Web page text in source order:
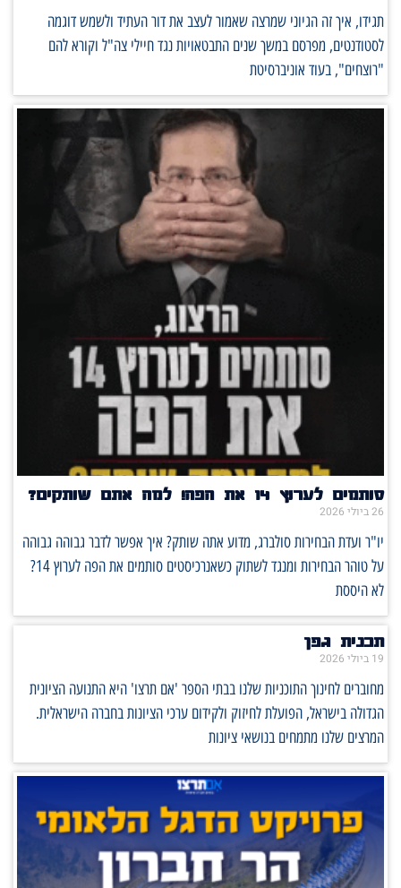
תגידו, איך זה הגיוני שמרצה שאמור לעצב את דור העתיד ולשמש דוגמה
לסטודנטים, מפרסם במשך שנים התבטאויות נגד חיילי צה"ל וקורא להם
"רוצחים", בעוד אוניברסיטת
סותמים לערוץ 14 את הפה! למה אתם שותקים?
26 ביולי 2026
יו"ר ועדת הבחירות סולברג, מדוע אתה שותק? איך אפשר לדבר גבוהה גבוהה
על טוהר הבחירות ומנגד לשתוק כשאנרכיסטים סותמים את הפה לערוץ 14?
לא היססת
תכנית גפן
19 ביולי 2026
מחוברים לחינוך התוכניות שלנו בבתי הספר 'אם תרצו' היא התנועה הציונית
הגדולה בישראל, הפועלת לחיזוק ולקידום ערכי הציונות בחברה הישראלית.
המרצים שלנו מתמחים בנושאי ציונות